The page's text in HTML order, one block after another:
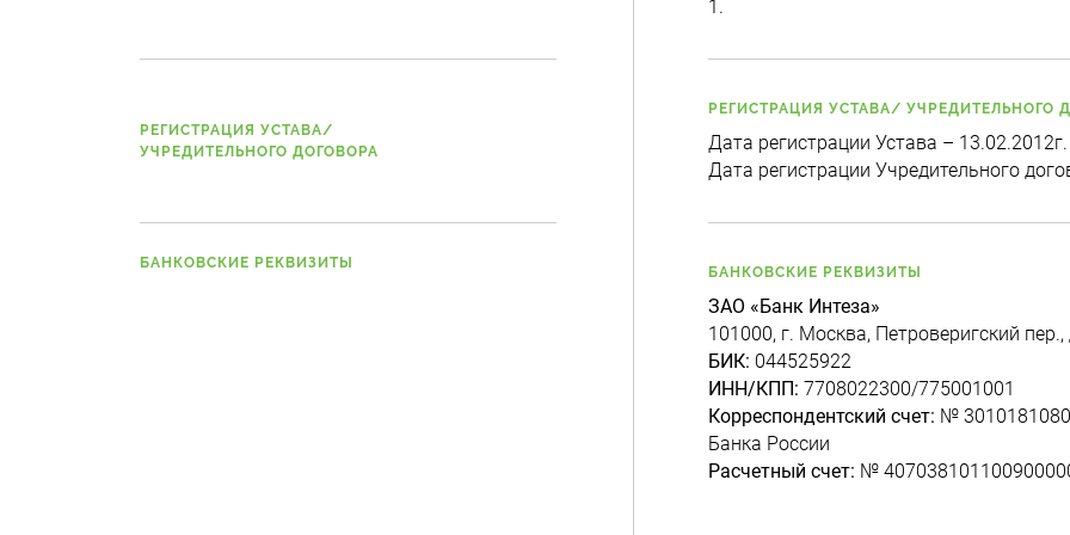
РЕГИСТРАЦИЯ УСТАВА/
УЧРЕДИТЕЛЬНОГО ДОГОВОРА
БАНКОВСКИЕ РЕКВИЗИТЫ
1.
РЕГИСТРАЦИЯ УСТАВА/ УЧРЕДИТЕЛЬНОГО
Дата регистрации Устава – 13.02.2012г.
Дата регистрации Учредительного
БАНКОВСКИЕ РЕКВИЗИТЫ
ЗАО «Банк Интеза»
101000, г. Москва, Петроверигский пер.,
БИК: 044525922
ИНН/КПП: 7708022300/775001001
Корреспондентский счет: №
Банка России
Расчетный счет: №